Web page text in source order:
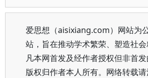
爱思想（aisixiang.com）网站为
站，旨在推动学术繁荣、塑造社会
凡本网首发及经作者授权但非首发
版权归作者本人所有。网络转载